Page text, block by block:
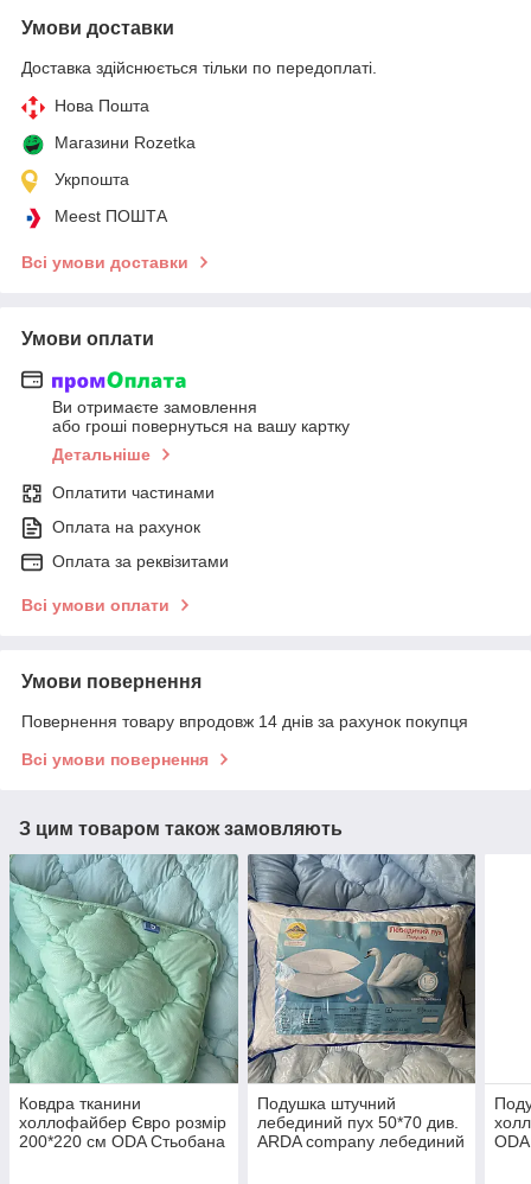
Умови доставки
Доставка здійснюється тільки по передоплаті.
Нова Пошта
Магазини Rozetka
Укрпошта
Meest ПОШТА
Всі умови доставки
Умови оплати
Ви отримаєте замовлення
або гроші повернуться на вашу картку
Детальніше
Оплатити частинами
Оплата на рахунок
Оплата за реквізитами
Всі умови оплати
Умови повернення
Повернення товару впродовж 14 днів за рахунок покупця
Всі умови повернення
З цим товаром також замовляють
Ковдра тканини
холлофайбер Євро розмір
200*220 см ODA Стьобана
Подушка штучний
лебединий пух 50*70 див.
ARDA company лебединий